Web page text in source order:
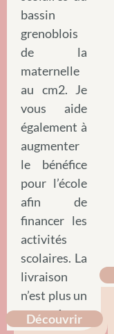
bassin
grenoblois
de la
maternelle
au cm2. Je
vous aide
également à
augmenter
le bénéfice
pour l’école
afin de
financer les
activités
scolaires. La
livraison
n’est plus un
casse tête.
Découvrir